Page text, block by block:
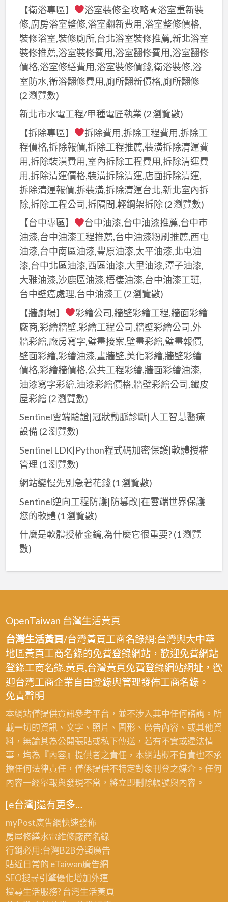
【衛浴專區】
浴室裝修全攻略★浴室重新裝
修,廚房浴室整修,浴室翻新費用,浴室整修價格,
裝修浴室,裝修廁所,台北浴室裝修推薦,新北浴室
裝修推薦,浴室裝修費用,浴室翻修費用,浴室翻修
價格,浴室修繕費用,浴室裝修價錢,衛浴裝修,浴
室防水,衛浴翻修費用,廁所翻新價格,廁所翻修
(2 瀏覽數)
新北市水電工程/甲種電匠執業 (2 瀏覽數)
【拆除專區】
拆除費用,拆除工程費用,拆除工
程價格,拆除報價,拆除工程推薦,裝潢拆除清運費
用,拆除裝潢費用,室內拆除工程費用,拆除清運費
用,拆除清運價格,裝潢拆除清運,店面拆除清運,
拆除清運報價,拆裝潢,拆除清運台北,新北室內拆
除,拆除工程公司,拆隔間,輕鋼架拆除(2 瀏覽數)
【台中專區】
台中油漆,台中油漆推薦,台中市
油漆,台中油漆工程推薦,台中油漆粉刷推薦,西屯
油漆,台中南區油漆,豐原油漆,太平油漆,北屯油
漆,台中北區油漆,西區油漆,大里油漆,潭子油漆,
大雅油漆,沙鹿區油漆,梧棲油漆,台中油漆工班,
台中壁癌處理,台中油漆工 (2 瀏覽數)
【牆劇場】
彩繪公司,牆壁彩繪工程,牆面彩繪
廠商,彩繪牆壁,彩繪工程公司,牆壁彩繪公司,外
牆彩繪,廠房寫字,璧畫接案,壁畫彩繪,璧畫報價,
壁面彩繪,彩繪油漆,畫牆壁,美化彩繪,牆壁彩繪
價格,彩繪牆價格,公共工程彩繪,牆面彩繪油漆,
油漆寫字彩繪,油漆彩繪價格,牆壁彩繪公司,鐵皮
屋彩繪(2 瀏覽數)
Sentinel雲端驗證|冠狀動脈診斷|人工智慧醫療
設備 (2 瀏覽數)
Sentinel LDK|Python程式碼加密保護|軟體授權
管理 (1 瀏覽數)
網站變慢先別急著花錢(1 瀏覽數)
Sentinel逆向工程防護|防篡改|在雲端世界保護
您的軟體(1 瀏覽數)
什麼是軟體授權金鑰,為什麼它很重要?(1 瀏覽
數)
OpenTaiwan 台灣生活黃頁
台灣生活黃頁/台灣黃頁工商名錄網:台灣與大中華
地區黃頁工商名錄的免費登錄網站，歡迎免費網站
登錄工商名錄.黃頁,台灣黃頁免費登錄網站網址，歡
迎台灣工商企業自由登錄與管理發佈工商名錄。
免責聲明
本網站僅提供資訊參考平台，並不涉入其中任何諮詢。所
載一切的資訊、文字、照片、圖形、廣告內容、或其他資
料，無論其為公開張貼或私下傳送，若有不實或違法情
事，均為『內容』提供者之責任，本網站概不負責也不承
擔任何法律責任，僅係提供不特定對象刊登之媒介。任何
內容一經舉報與發現不當，將立即刪除帳號與內容。
[e台灣]還有更多…
myPost廣告網快速發佈
房屋修繕水電維修廠商名錄
行銷必用:台灣B2B分類廣告
貼近日常的 eTaiwan廣告網
SEO搜尋引擎優化增加外連
搜尋生活服務? 台灣生活黃頁